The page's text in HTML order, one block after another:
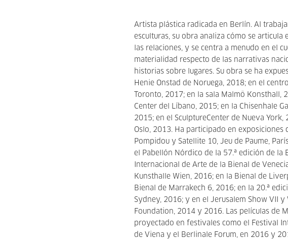
Artista plástica radicada en Berlín. Al
esculturas, su obra analiza cómo se articula
las relaciones, y se centra a menudo en el
materialidad respecto de las narrativas
historias sobre lugares. Su obra se ha
Henie Onstad de Noruega, 2018; en el
Toronto, 2017; en la sala Malmö Konsthall,
Center del Líbano, 2015; en la Chisenhale
2015; en el SculptureCenter de Nueva York,
Oslo, 2013. Ha participado en exposiciones
Pompidou y Satellite 10, Jeu de Paume,
el Pabellón Nórdico de la 57.ª edición de la
Internacional de Arte de la Bienal de
Kunsthalle Wien, 2016; en la Bienal de
Bienal de Marrakech 6, 2016; en la 20.ª
Sydney, 2016; y en el Jerusalem Show VII y
Foundation, 2014 y 2016. Las películas de
proyectado en festivales como el Festival
de Viena y el Berlinale Forum, en 2016 y